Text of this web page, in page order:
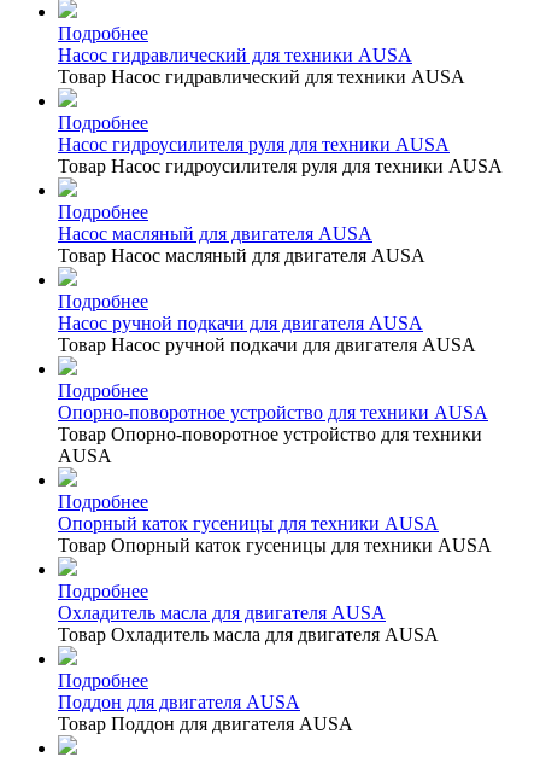
Подробнее
Насос гидравлический для техники AUSA
Товар Насос гидравлический для техники AUSA
Подробнее
Насос гидроусилителя руля для техники AUSA
Товар Насос гидроусилителя руля для техники AUSA
Подробнее
Насос масляный для двигателя AUSA
Товар Насос масляный для двигателя AUSA
Подробнее
Насос ручной подкачи для двигателя AUSA
Товар Насос ручной подкачи для двигателя AUSA
Подробнее
Опорно-поворотное устройство для техники AUSA
Товар Опорно-поворотное устройство для техники
AUSA
Подробнее
Опорный каток гусеницы для техники AUSA
Товар Опорный каток гусеницы для техники AUSA
Подробнее
Охладитель масла для двигателя AUSA
Товар Охладитель масла для двигателя AUSA
Подробнее
Поддон для двигателя AUSA
Товар Поддон для двигателя AUSA